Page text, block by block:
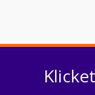
Klicket